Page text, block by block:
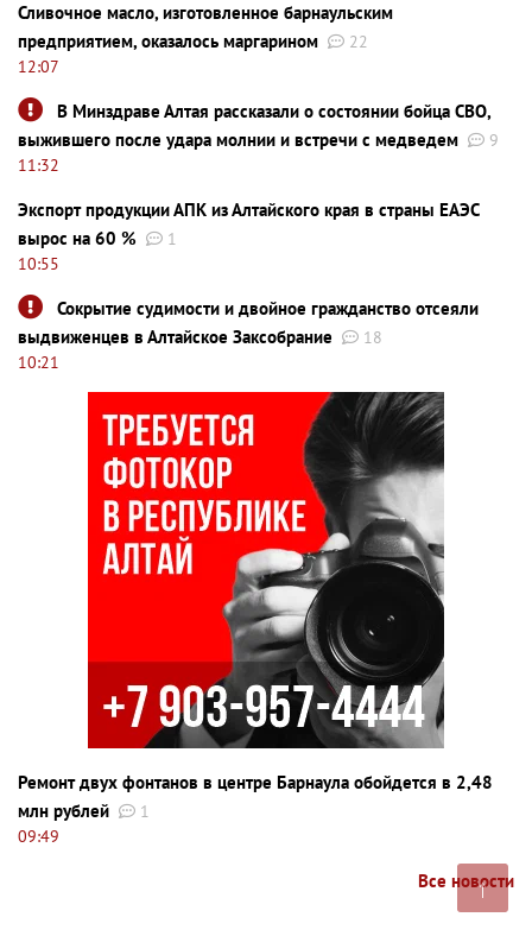
↑
Сливочное масло, изготовленное барнаульским
предприятием, оказалось маргарином
22
12:07
В Минздраве Алтая рассказали о состоянии бойца СВО,
выжившего после удара молнии и встречи с медведем
9
11:32
Экспорт продукции АПК из Алтайского края в страны ЕАЭС
вырос на 60 %
1
10:55
Сокрытие судимости и двойное гражданство отсеяли
выдвиженцев в Алтайское Заксобрание
18
10:21
Ремонт двух фонтанов в центре Барнаула обойдется в 2,48
млн рублей
1
09:49
Все новости